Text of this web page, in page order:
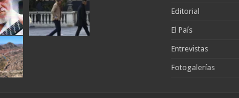
Editorial
El País
Entrevistas
Fotogalerías